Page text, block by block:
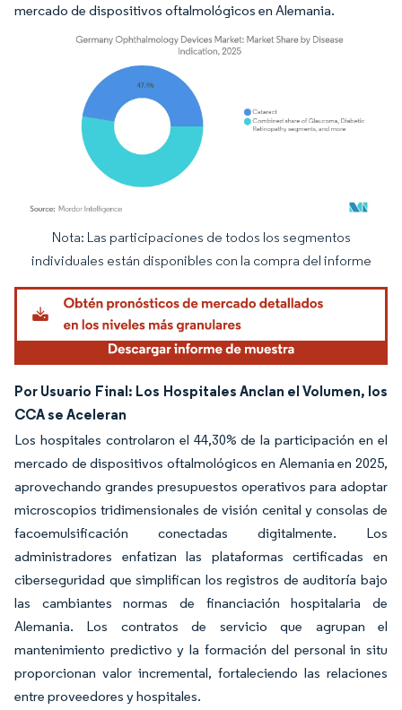
mercado de dispositivos oftalmológicos en Alemania.
Imagen © Mordor Intelligence. El uso requiere atribución según CC BY 4.0.
Nota: Las participaciones de todos los segmentos
individuales están disponibles con la compra del informe
Por Usuario Final: Los Hospitales Anclan el Volumen, los
CCA se Aceleran
Los hospitales controlaron el 44,30% de la participación en el
mercado de dispositivos oftalmológicos en Alemania en 2025,
aprovechando grandes presupuestos operativos para adoptar
microscopios tridimensionales de visión cenital y consolas de
facoemulsificación conectadas digitalmente. Los
administradores enfatizan las plataformas certificadas en
ciberseguridad que simplifican los registros de auditoría bajo
las cambiantes normas de financiación hospitalaria de
Alemania. Los contratos de servicio que agrupan el
mantenimiento predictivo y la formación del personal in situ
proporcionan valor incremental, fortaleciendo las relaciones
entre proveedores y hospitales.